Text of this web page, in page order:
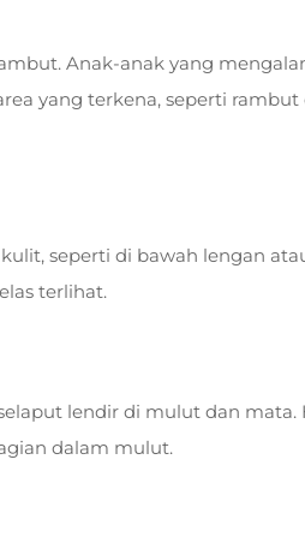
Anak-anak yang
yang terkena, seperti rambut
seperti di bawah lengan
terlihat.
lendir di mulut dan mata.
dalam mulut.